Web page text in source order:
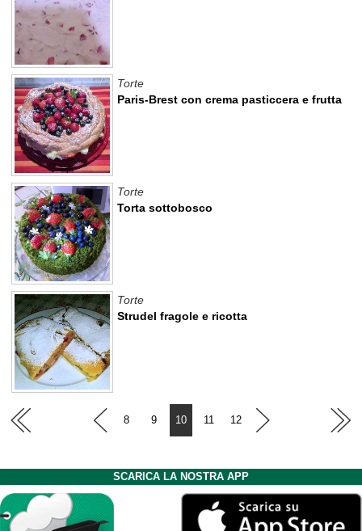
Paris-Brest con crema pasticcera e frutta
Torte
Torta sottobosco
Torte
Strudel fragole e ricotta
Torte
8 9 10 11 12
SCARICA LA NOSTRA APP